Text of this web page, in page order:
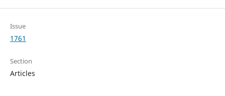
Issue
1761
Section
Articles